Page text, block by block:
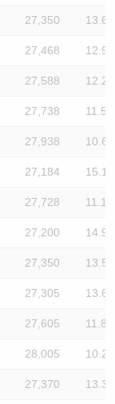
27,350 13.6
27,468 12.9
27,588 12.2
27,738 11.5
27,938 10.6
27,184 15.1
27,728 11.1
27,200 14.9
27,350 13.5
27,305 13.6
27,605 11.8
28,005 10.2
27,370 13.3